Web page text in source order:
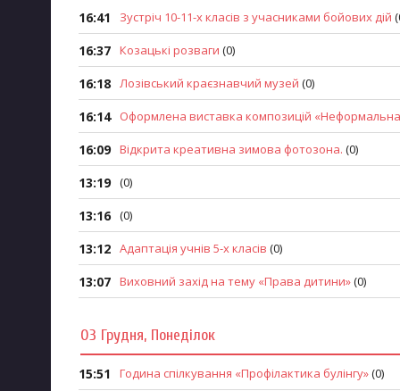
16:41 Зустріч 10-11-х класів з учасниками бойових дій
16:37 Козацькі розваги (0)
16:18 Лозiвський краєзнавчий музей (0)
16:14 Оформлена виставка композицій
16:09 Відкрита креативна зимова фотозона. (0)
13:19 (0)
13:16 (0)
13:12 Адаптація учнів 5-х класів (0)
13:07 Виховний захід на тему «Права дитини»(0)
03 Грудня, Понеділок
15:51 Година спілкування «Профілактика булінгу»(0)